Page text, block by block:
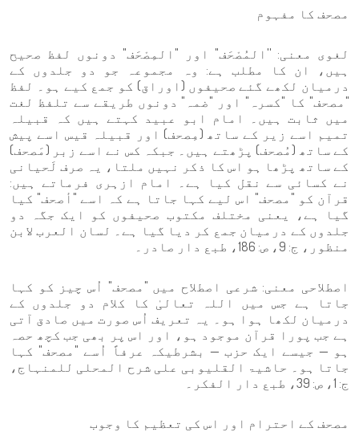
مصحف کا مفہوم
لغوی معنی: ''المُصْحَف" اور "المِصْحَف" دونوں لفظ صحیح
ہیں، ان کا مطلب ہے: وہ مجموعہ جو دو جلدوں کے
درمیان لکھے گئے صحیفوں (اوراق) کو جمع کیے ہو۔ لفظ
"مصحف" کا "کسرہ" اور "ضمہ" دونوں طریقے سے تلفظ لغت
میں ثابت ہیں۔ امام ابو عبید کہتے ہیں کہ قبیلہ
تمیم اسے زیر کے ساتھ (مِصحف) اور قبیلہ قیس اسے پیش
کے ساتھ (مُصحف) پڑھتے ہیں۔ جبکہ کس نے اسے زبر (مَصحف)
کے ساتھ پڑھا ہو اس کا ذکر نہیں ملتا، یہ صرف لَحیانی
نے کسائی سے نقل کیا ہے۔ امام ازہری فرماتے ہیں:
قرآن کو "مصحف" اس لیے کہا جاتا ہے کہ اسے "أصحف" کیا
گیا ہے، یعنی مختلف مکتوب صحیفوں کو ایک جگہ دو
جلدوں کے درمیان جمع کر دیا گیا ہے۔ لسان العرب لابن
منظور، ج: 9، ص: 186، طبع دار صادر۔
اصطلاحی معنی: شرعی اصطلاح میں "مصحف" اُس چیز کو کہا
جاتا ہے جس میں اللہ تعالیٰ کا کلام دو جلدوں کے
درمیان لکھا ہوا ہو۔ یہ تعریف اُس صورت میں صادق آتی
ہے جب پورا قرآن موجود ہو، اور اس پر بھی جب کچھ حصہ
ہو — جیسے ایک حزب — بشرطیکہ عرفاً اُسے "مصحف" کہا
جاتا ہو۔ حاشیۃ القلیوبی علی شرح المحلی للمنہاج،
ج: 1، ص: 39، طبع دار الفكر۔
مصحف کے احترام اور اس کی تعظیم کا وجوب